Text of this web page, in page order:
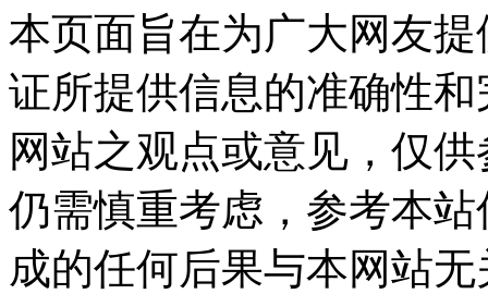
本页面旨在为广大网友
证所提供信息的准确性
网站之观点或意见，仅
仍需慎重考虑，参考本
成的任何后果与本网站